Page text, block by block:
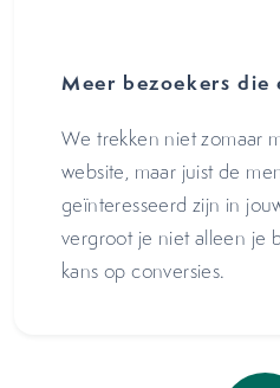
Meer bezoekers die
We trekken niet zomaar
website, maar juist de
geïnteresseerd zijn in
vergroot je niet alleen je
kans op conversies.